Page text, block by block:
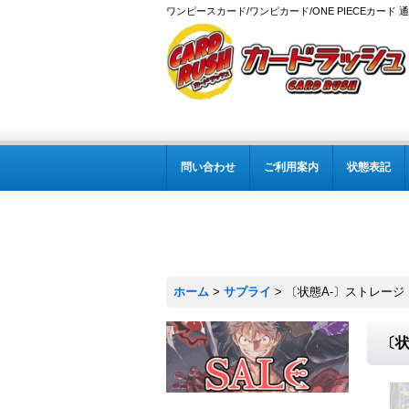
ワンピースカード/ワンピカード/ONE PIECEカード
問い合わせ ご利用案内 状態表記
ホーム > サプライ > 〔状態A-〕ストレー
〔